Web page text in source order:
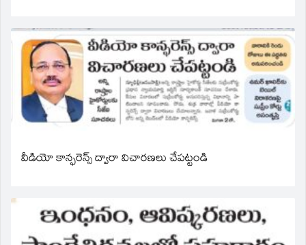
వీడియో కాన్ఫరెన్స్ ద్వారా విచారణలు చేపట్టండి